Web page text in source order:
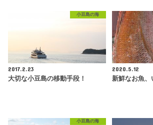
小豆島の海
2017.2.23
大切な小豆島の移動手段！
2020.5.12
新鮮なお魚、
小豆島の海